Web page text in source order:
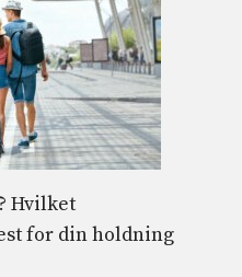
Hvilket
for din holdning